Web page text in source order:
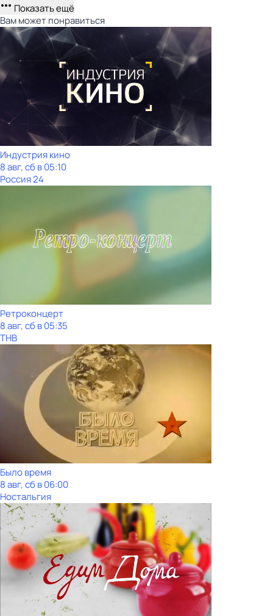
Показать ещё
Вам может понравиться
Индустрия кино
8 авг, сб в 05:10
Россия 24
Ретроконцерт
8 авг, сб в 05:35
ТНВ
Было время
8 авг, сб в 06:00
Ностальгия